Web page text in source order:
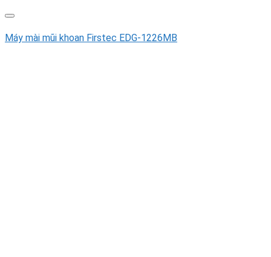
Máy mài mũi khoan Firstec EDG-1226MB